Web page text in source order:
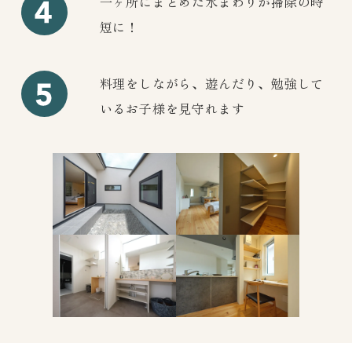
短に！
料理をしながら、遊んだり、勉強して
いるお子様を見守れます